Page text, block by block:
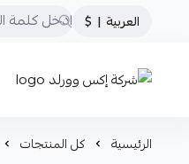
العربية |
$
شركة إكس وورلد
الرئيسية كل المنتجات